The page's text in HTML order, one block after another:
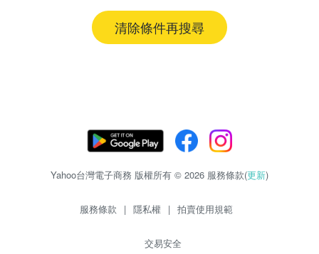
清除條件再搜尋
Yahoo台灣電子商務 版權所有 © 2026 服務條款(更新)
服務條款 | 隱私權 | 拍賣使用規範
交易安全